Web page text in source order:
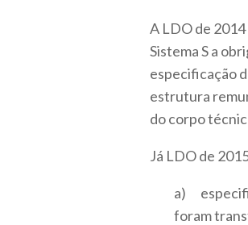
A LDO de 2014
Sistema S a
especificação
estrutura
do corpo
Já LDO de
a)
foram